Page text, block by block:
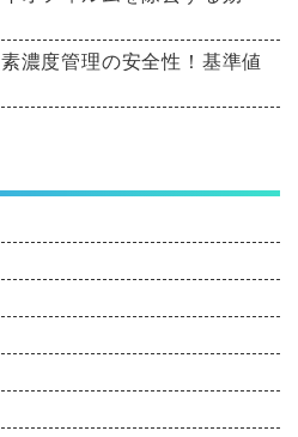
濃度管理の安全性！基準値